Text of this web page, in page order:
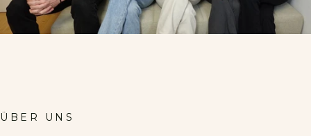
ÜBER UNS